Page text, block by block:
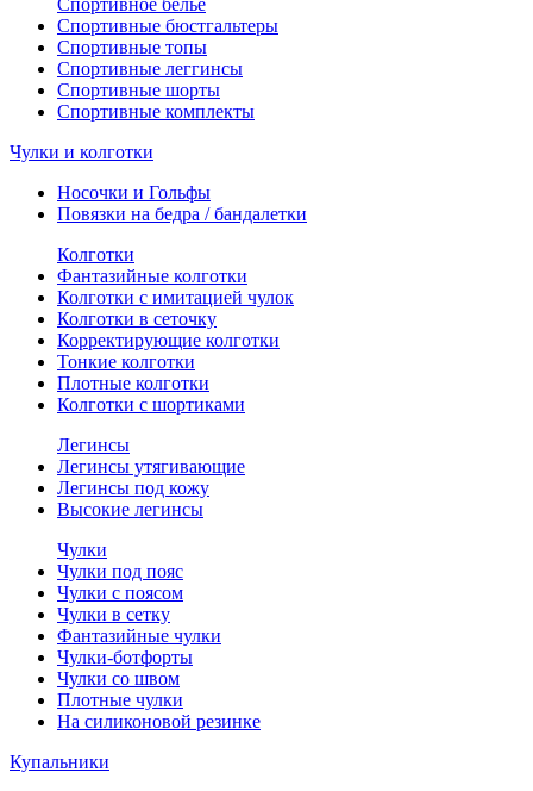
Спортивное белье
Спортивные бюстгальтеры
Спортивные топы
Спортивные леггинсы
Спортивные шорты
Спортивные комплекты
Чулки и колготки
Носочки и Гольфы
Повязки на бедра / бандалетки
Колготки
Фантазийные колготки
Колготки с имитацией чулок
Колготки в сеточку
Корректирующие колготки
Тонкие колготки
Плотные колготки
Колготки с шортиками
Легинсы
Легинсы утягивающие
Легинсы под кожу
Высокие легинсы
Чулки
Чулки под пояс
Чулки с поясом
Чулки в сетку
Фантазийные чулки
Чулки-ботфорты
Чулки со швом
Плотные чулки
На силиконовой резинке
Купальники